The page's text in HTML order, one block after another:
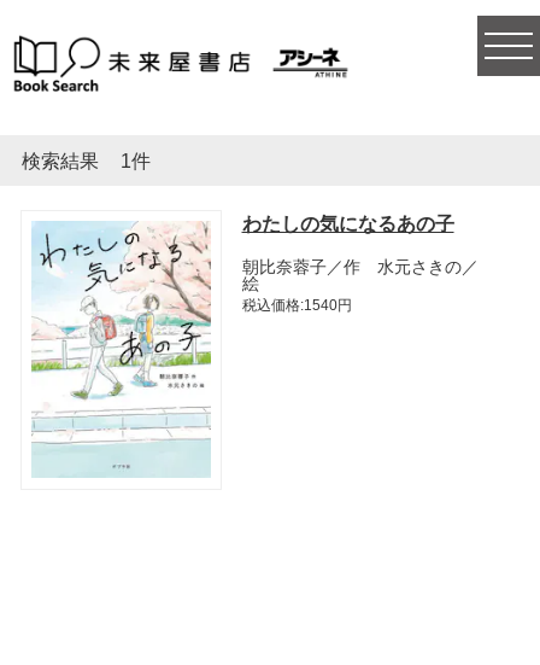
検索結果 1件
わたしの気になるあの子
朝比奈蓉子／作 水元さきの／
絵
税込価格:1540円